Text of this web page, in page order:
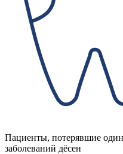
Пациенты, потерявшие
заболеваний дёсен